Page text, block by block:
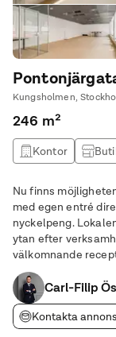
Kungsholmen,
246 m²
Kontor
Nu finns
med egen entré
nyckelpeng.
ytan efter verksamhetens behov.
välkomnande
planerad med en
mötesrum/Carl-Filip
Kontakta